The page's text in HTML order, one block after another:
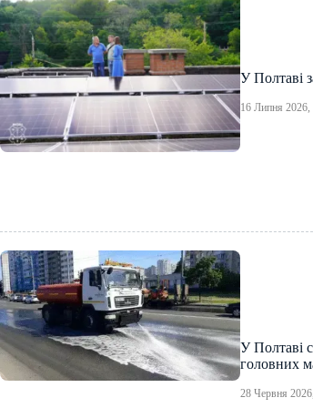
У Полтаві
16 Липня 2026,
У Полтаві
головних
28 Червня